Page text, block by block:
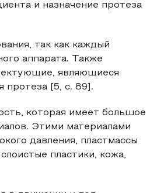
и назначение протеза
так как каждый
аппарата. Также
являющиеся
протеза [5, с. 89].
которая имеет большое
Этими материалами
давления, пластмассы
пластики, кожа,